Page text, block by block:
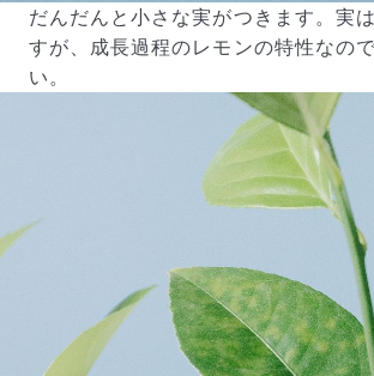
だんだんと小さな実がつきます。実
すが、成長過程のレモンの特性なの
い。